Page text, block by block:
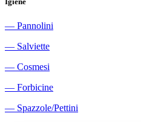
― Pannolini
― Salviette
― Cosmesi
― Forbicine
― Spazzole/Pettini